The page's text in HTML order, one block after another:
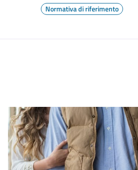
Normativa di riferimento